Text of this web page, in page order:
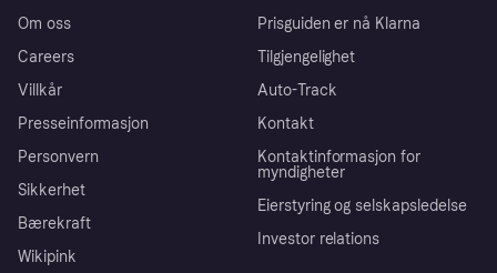
Om oss
Careers
Villkår
Presseinformasjon
Personvern
Sikkerhet
Bærekraft
Wikipink
Prisguiden er nå Klarna
Tilgjengelighet
Auto-Track
Kontakt
Kontaktinformasjon for
myndigheter
Eierstyring og selskapsledelse
Investor relations